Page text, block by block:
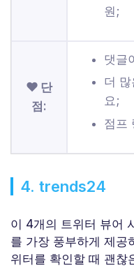
원;
❤ 단
점:
댓글
더
요;
점프
4. trends24
이 4개의 트위터 뷰어
를 가장 풍부하게 제공
위터를 확인할 때 괜찮